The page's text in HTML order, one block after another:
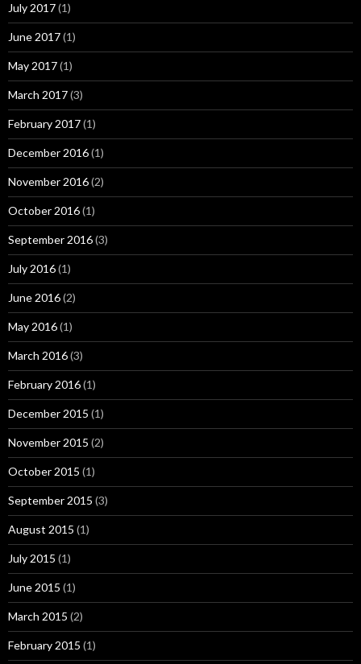
July 2017(1)
June 2017(1)
May 2017(1)
March 2017(3)
February 2017(1)
December 2016(1)
November 2016(2)
October 2016(1)
September 2016(3)
July 2016(1)
June 2016(2)
May 2016(1)
March 2016(3)
February 2016(1)
December 2015 (1)
November 2015 (2)
October 2015 (1)
September 2015 (3)
August 2015 (1)
July 2015 (1)
June 2015 (1)
March 2015 (2)
February 2015 (1)